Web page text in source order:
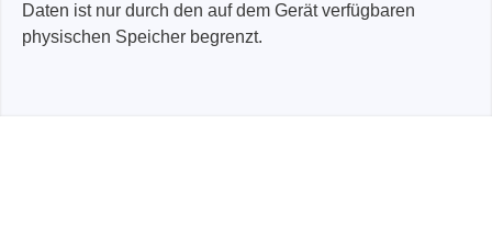
Daten ist nur durch den auf dem Gerät verfügbaren
physischen Speicher begrenzt.